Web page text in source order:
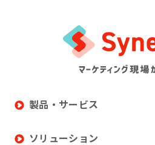
製品・サービス
ソリューション